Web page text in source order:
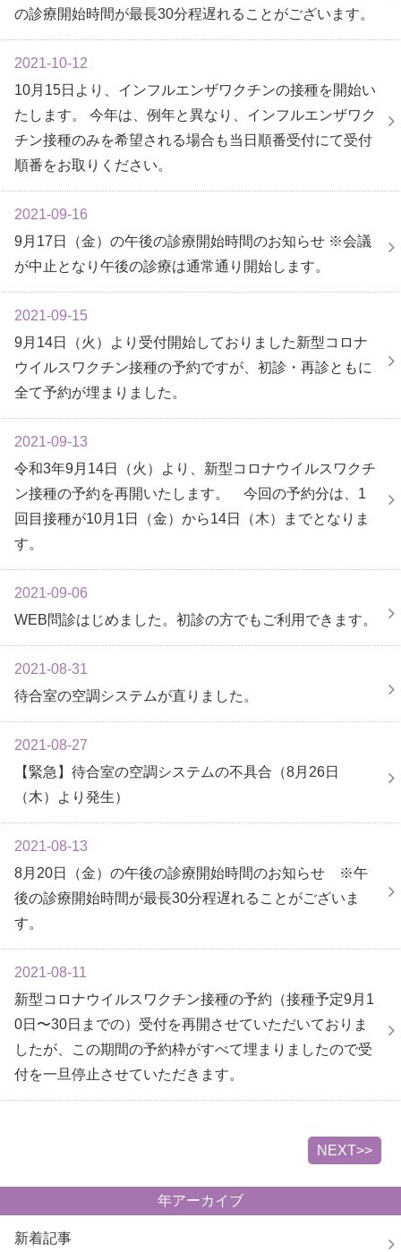
の診療開始時間が最長30分程遅れることがございます。
2021-10-12
10月15日より、インフルエンザワクチンの接種を開始い
たします。 今年は、例年と異なり、インフルエンザワク
チン接種のみを希望される場合も当日順番受付にて受付
順番をお取りください。
2021-09-16
9月17日（金）の午後の診療開始時間のお知らせ ※会議
が中止となり午後の診療は通常通り開始します。
2021-09-15
9月14日（火）より受付開始しておりました新型コロナ
ウイルスワクチン接種の予約ですが、初診・再診ともに
全て予約が埋まりました。
2021-09-13
令和3年9月14日（火）より、新型コロナウイルスワクチ
ン接種の予約を再開いたします。 今回の予約分は、1
回目接種が10月1日（金）から14日（木）までとなりま
す。
2021-09-06
WEB問診はじめました。初診の方でもご利用できます。
2021-08-31
待合室の空調システムが直りました。
2021-08-27
【緊急】待合室の空調システムの不具合（8月26日
（木）より発生）
2021-08-13
8月20日（金）の午後の診療開始時間のお知らせ ※午
後の診療開始時間が最長30分程遅れることがございま
す。
2021-08-11
新型コロナウイルスワクチン接種の予約（接種予定9月1
0日〜30日までの）受付を再開させていただいておりま
したが、この期間の予約枠がすべて埋まりましたので受
付を一旦停止させていただきます。
NEXT>>
年アーカイブ
新着記事